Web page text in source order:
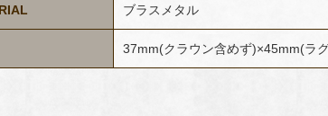
ブラスメタル
37mm(クラウン含めず)×45mm(ラ